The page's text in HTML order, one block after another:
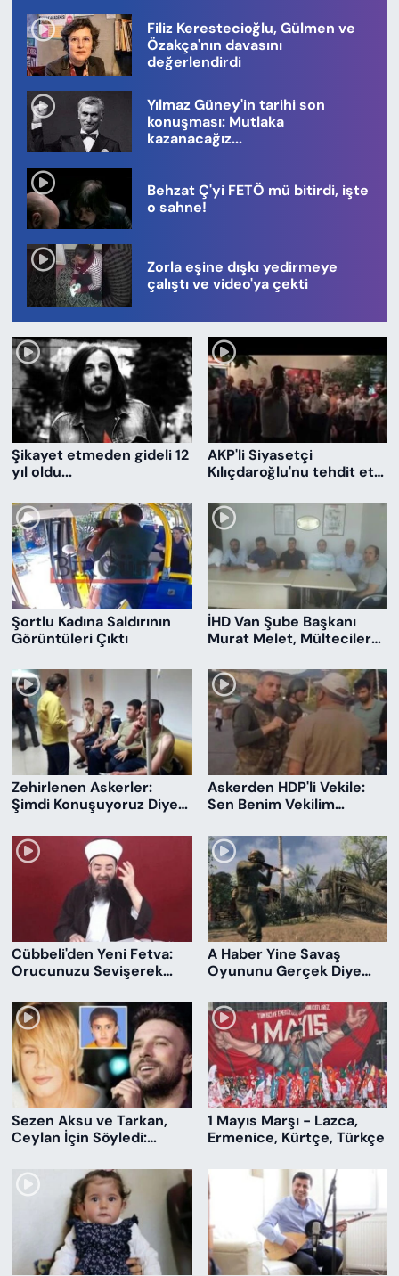
1
Filiz Kerestecioğlu, Gülmen ve
Özakça'nın davasını
değerlendirdi
Yılmaz Güney'in tarihi son
konuşması: Mutlaka
kazanacağız...
Behzat Ç'yi FETÖ mü bitirdi, işte
o sahne!
Zorla eşine dışkı yedirmeye
çalıştı ve video'ya çekti
Şikayet etmeden gideli 12
yıl oldu...
AKP'li Siyasetçi
Kılıçdaroğlu'nu tehdit etti:
bekliyoruz
Şortlu Kadına Saldırının
Görüntüleri Çıktı
İHD Van Şube Başkanı
Murat Melet, Mülteciler
Zehirlenen Askerler:
Şimdi Konuşuyoruz Diye
Askerden HDP'li Vekile:
Sen Benim Vekilim
Cübbeli'den Yeni Fetva:
Orucunuzu Sevişerek
A Haber Yine Savaş
Oyununu Gerçek Diye
Sezen Aksu ve Tarkan,
Ceylan İçin Söyledi:
1 Mayıs Marşı - Lazca,
Ermenice, Kürtçe, Türkçe
SAĞLIK
SPOR
KÜLTÜR-SANAT
MAGAZİN
ÖZEL HABER
YAZAR KÖŞESİ
SİYASET
VAN VE DİYARBAKIR HABERLERİ